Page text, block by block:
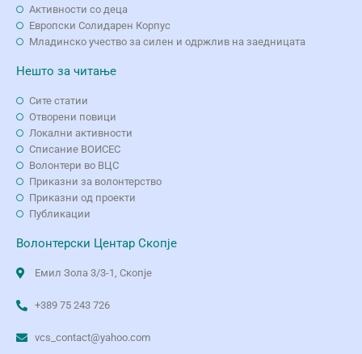
Активности со деца
Европски Солидарен Корпус
Младинско учество за силен и одржлив на заедницата
Нешто за читање
Сите статии
Отворени повици
Локални активности
Списание ВОИСЕС
Волонтери во ВЦС
Приказни за волонтерство
Приказни од проекти
Публикации
Волонтерски Центар Скопје
Емил Зола 3/3-1, Скопје
+389 75 243 726
vcs_contact@yahoo.com